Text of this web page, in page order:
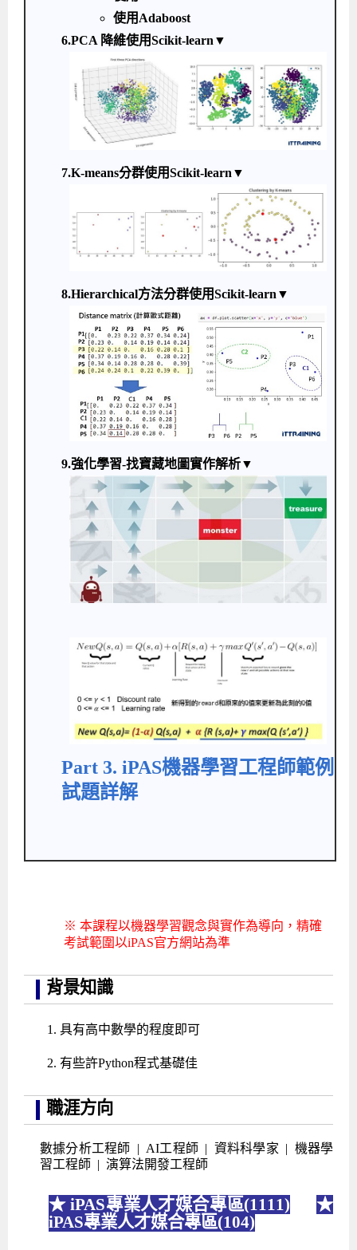
使用Adaboost
6.PCA 降維使用Scikit-learn▼
7.K-means分群使用Scikit-learn▼
8.Hierarchical方法分群使用Scikit-learn▼
9.強化學習-找寶藏地圖實作解析▼
Part 3. iPAS機器學習工程師範例
試題詳解
※ 本課程以機器學習觀念與實作為導向，精確
考試範圍以iPAS官方網站為準
背景知識
具有高中數學的程度即可
有些許Python程式基礎佳
職涯方向
數據分析工程師 | AI工程師 | 資料科學家 | 機器學
習工程師 | 演算法開發工程師
★ iPAS專業人才媒合專區(1111)
★
iPAS專業人才媒合專區(104)